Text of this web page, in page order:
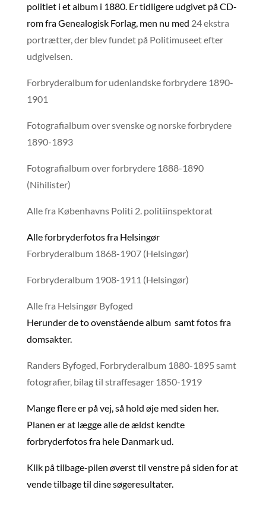
politiet i et album i 1880. Er tidligere udgivet på CD-
rom fra Genealogisk Forlag, men nu med 24 ekstra
portrætter, der blev fundet på Politimuseet efter
udgivelsen.
Forbryderalbum for udenlandske forbrydere 1890-
1901
Fotografialbum over svenske og norske forbrydere
1890-1893
Fotografialbum over forbrydere 1888-1890
(Nihilister)
Alle fra Københavns Politi 2. politiinspektorat
Alle forbryderfotos fra Helsingør
Forbryderalbum 1868-1907 (Helsingør)
Forbryderalbum 1908-1911 (Helsingør)
Alle fra Helsingør Byfoged
Herunder de to ovenstående album samt fotos fra
domsakter.
Randers Byfoged, Forbryderalbum 1880-1895 samt
fotografier, bilag til straffesager 1850-1919
Mange flere er på vej, så hold øje med siden her.
Planen er at lægge alle de ældst kendte
forbryderfotos fra hele Danmark ud.
Klik på tilbage-pilen øverst til venstre på siden for at
vende tilbage til dine søgeresultater.